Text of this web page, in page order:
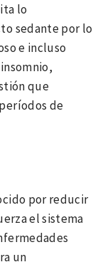
lo
sedante por lo
e incluso
que
de
por reducir
el sistema
un